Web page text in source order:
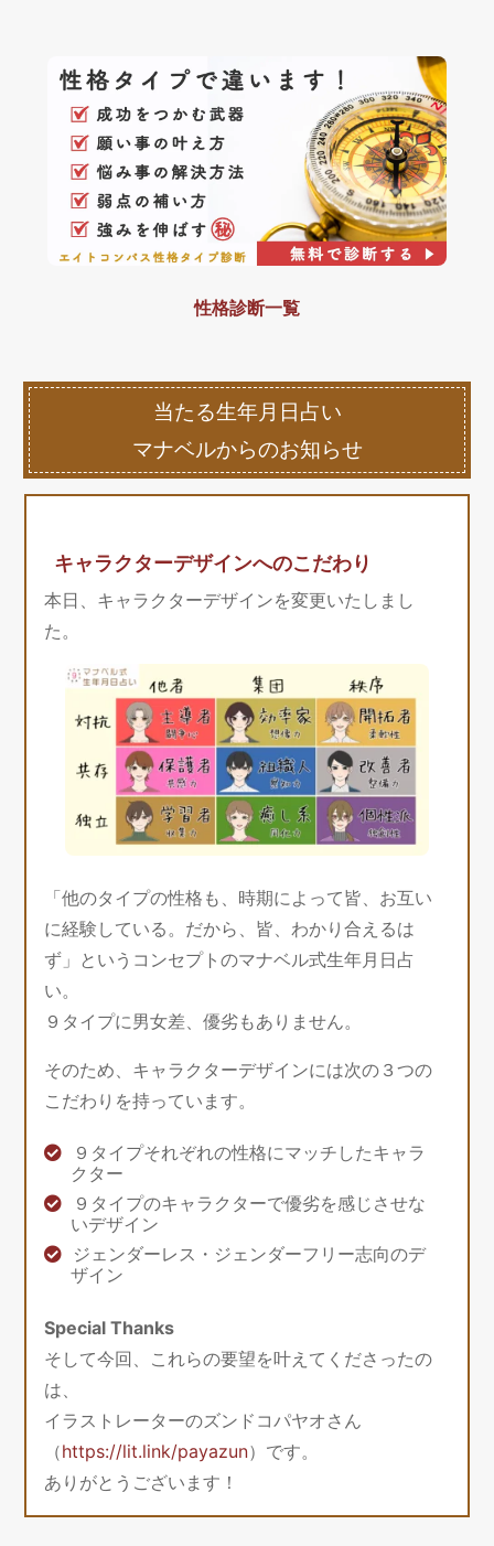
性格診断一覧
当たる生年月日占い
マナベルからのお知らせ
キャラクターデザインへのこだわり
本日、キャラクターデザインを変更いたしまし
た。
「他のタイプの性格も、時期によって皆、お互い
に経験している。だから、皆、わかり合えるは
ず」というコンセプトのマナベル式生年月日占
い。
９タイプに男女差、優劣もありません。
そのため、キャラクターデザインには次の３つの
こだわりを持っています。
９タイプそれぞれの性格にマッチしたキャラ
クター
９タイプのキャラクターで優劣を感じさせな
いデザイン
ジェンダーレス・ジェンダーフリー志向のデ
ザイン
Special Thanks
そして今回、これらの要望を叶えてくださったの
は、
イラストレーターのズンドコパヤオさん
（https://lit.link/payazun）です。
ありがとうございます！